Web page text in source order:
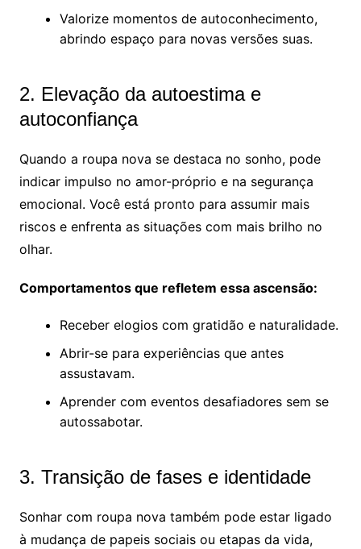
Valorize momentos de autoconhecimento,
abrindo espaço para novas versões suas.
2. Elevação da autoestima e
autoconfiança
Quando a roupa nova se destaca no sonho, pode
indicar impulso no amor-próprio e na segurança
emocional. Você está pronto para assumir mais
riscos e enfrenta as situações com mais brilho no
olhar.
Comportamentos que refletem essa ascensão:
Receber elogios com gratidão e naturalidade.
Abrir-se para experiências que antes
assustavam.
Aprender com eventos desafiadores sem se
autossabotar.
3. Transição de fases e identidade
Sonhar com roupa nova também pode estar ligado
à mudança de papeis sociais ou etapas da vida,